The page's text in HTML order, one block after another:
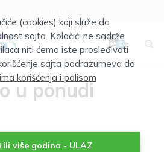
za porudžbine preko 4999rsd
0
u ponudi
(cookies) koji služe da
sajta. Kolačići ne sadrže
niti ćemo iste prosleđivati
sajta podrazumeva da
korišćenja i polisom
ili više godina - ULAZ